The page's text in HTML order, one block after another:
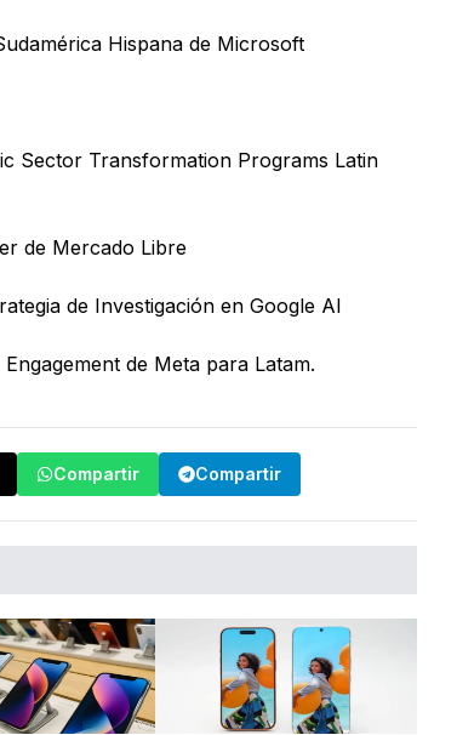
Hispana de Microsoft
Sector Transformation Programs Latin
de Mercado Libre
de Investigación en Google AI
de Meta para Latam.
Compartir Compartir